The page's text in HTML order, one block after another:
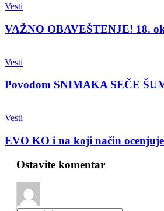
Vesti
VAŽNO OBAVEŠTENJE! 18.
Vesti
Povodom SNIMAKA SEČE
Vesti
EVO KO i na koji način
Ostavite komentar